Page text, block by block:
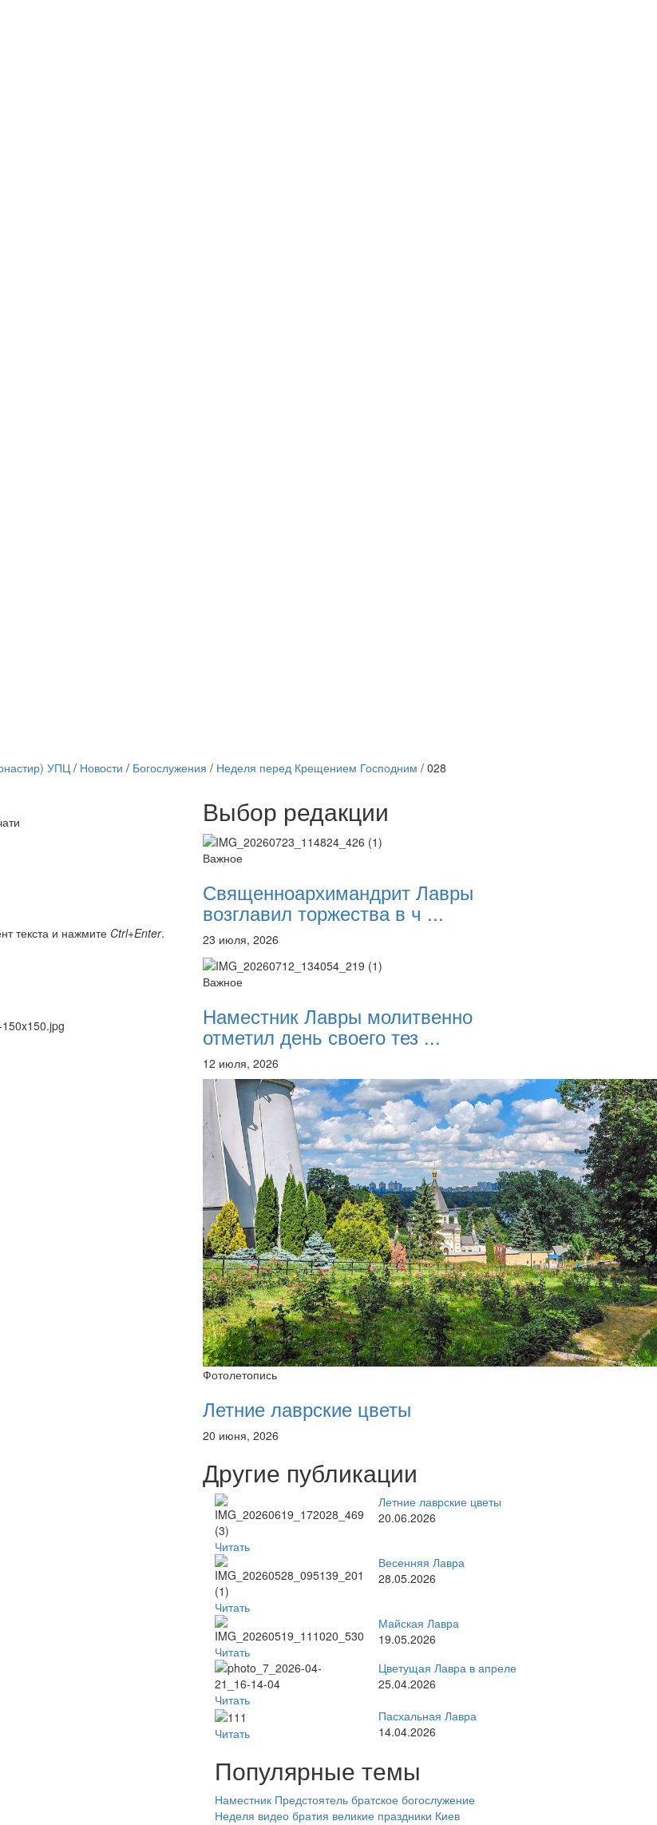
12 сентября 2015Название трансляции
12 сентября 2015
12 сентября 2015Название трансляции
12 сентября 2015Название трансляции
12 сентября 2015Название трансляции
12 сентября 2015Название трансляции
12 сентября 2015
Перейти к архиву
УПЦ/ Новости / Богослужения / Неделя перед Крещением Господним / 028
текста и нажмите Ctrl+Enter.
Выбор редакции
Важное
Священноархимандрит Лавры
возглавил торжества в ч ...
23 июля, 2026
Важное
Наместник Лавры молитвенно
отметил день своего тез ...
12 июля, 2026
Фотолетопись
Летние лаврские цветы
20 июня, 2026
Другие публикации
Читать
Летние лаврские цветы
20.06.2026
Читать
Весенняя Лавра
28.05.2026
Читать
Майская Лавра
19.05.2026
Читать
Цветущая Лавра в апреле
25.04.2026
Читать
Пасхальная Лавра
14.04.2026
Популярные темы
Наместник Предстоятель братское богослужение
Неделя видео братия великие праздники Киев